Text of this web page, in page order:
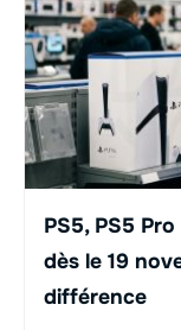
PS5, PS5
dès le 19
différence